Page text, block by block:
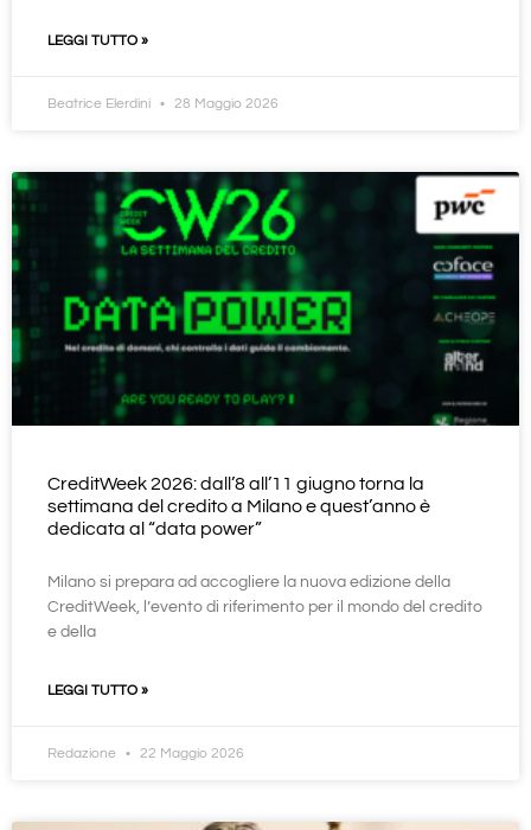
LEGGI TUTTO »
Beatrice Elerdini 28 Maggio 2026
CreditWeek 2026: dall’8 all’11 giugno torna la
settimana del credito a Milano e quest’anno è
dedicata al “data power”
Milano si prepara ad accogliere la nuova edizione della
CreditWeek, l’evento di riferimento per il mondo del credito
e della
LEGGI TUTTO »
Redazione 22 Maggio 2026